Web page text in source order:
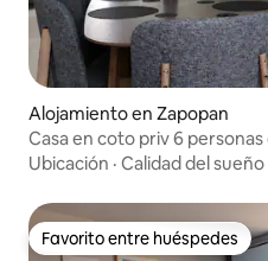
Alojamiento en Zapopan
Casa en coto priv 6
Ubicación · Calidad del sueño
Favorito entre huéspedes
Favorito entre huéspedes